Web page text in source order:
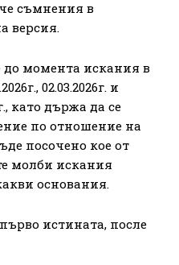
съмнения в
версия.
момента искания в
02.03.2026г. и
като държа да се
по отношение на
посочено кое от
молби искания
основания.
истината, после